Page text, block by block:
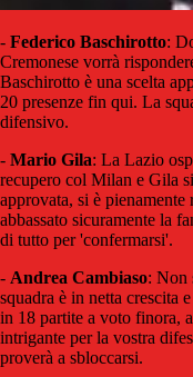
- Federico Baschirotto:
Cremonese vorrà
Baschirotto è una scelta
20 presenze fin qui. La
difensivo.
- Mario Gila: La Lazio
recupero col Milan e Gila
approvata, si è
abbassato sicuramente la
di tutto per 'confermarsi'.
- Andrea Cambiaso: Non
squadra è in netta crescita
in 18 partite a voto finora,
intrigante per la vostra
proverà a sbloccarsi.